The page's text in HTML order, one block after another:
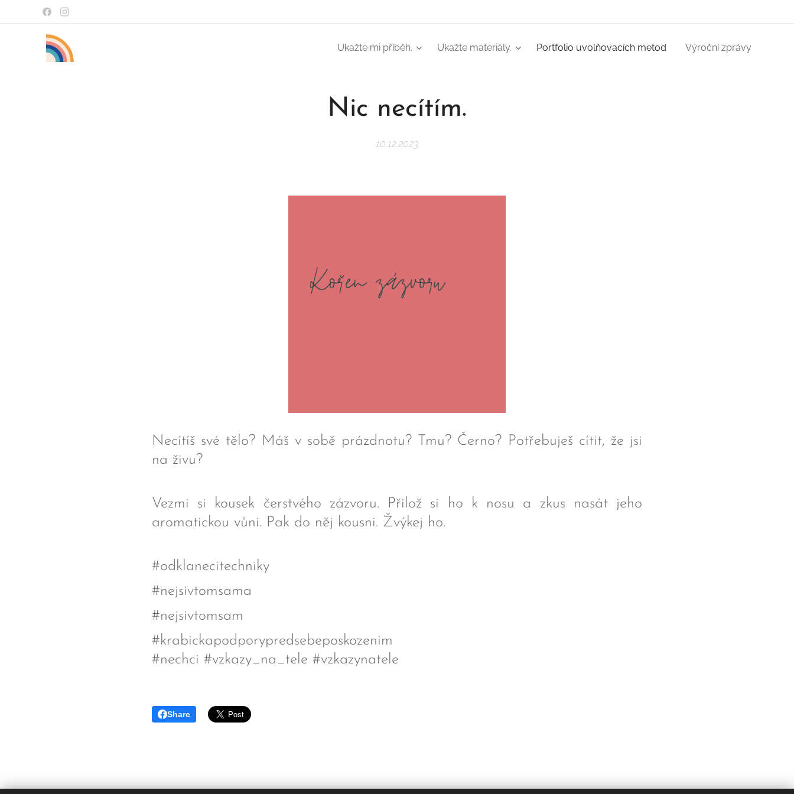
Ukažte mi příběh. Ukažte materiály. Portfolio uvolňovacích metod Výroční zprávy
Nic necítím.
10.12.2023
Necítíš své tělo? Máš v sobě prázdnotu? Tmu? Černo? Potřebuješ cítit, že jsi
na živu?
Vezmi si kousek čerstvého zázvoru. Přilož si ho k nosu a zkus nasát jeho
aromatickou vůni. Pak do něj kousni. Žvýkej ho.
#odklanecitechniky
#nejsivtomsama
#nejsivtomsam
#krabickapodporypredsebeposkozenim
#nechci #vzkazy_na_tele #vzkazynatele
Share